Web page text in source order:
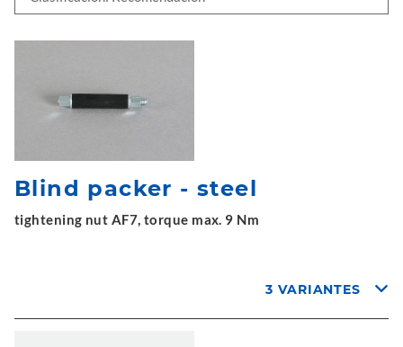
Blind packer - steel
tightening nut AF7, torque max. 9 Nm
3 VARIANTES